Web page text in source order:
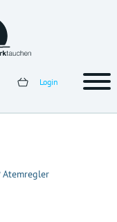
Login
Atemregler